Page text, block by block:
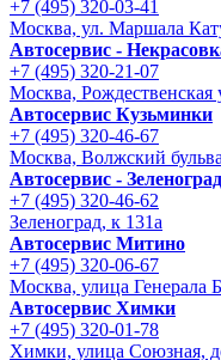
+7 (495) 320-03-41
Москва, ул. Маршала
Автосервис -
+7 (495) 320-21-07
Москва, Рождественская
Автосервис Кузьминки
+7 (495) 320-46-67
Москва, Волжский
Автосервис - Зеленоград
+7 (495) 320-46-62
Зеленоград, к 131а
Автосервис Митино
+7 (495) 320-06-67
Москва, улица Генерала
Автосервис Химки
+7 (495) 320-01-78
Химки, улица Союзная,